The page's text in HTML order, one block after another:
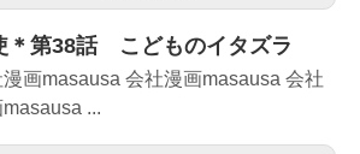
＊第38話 こどものイタズラ
画masausa 会社漫画masausa 会社
...